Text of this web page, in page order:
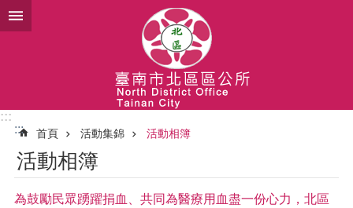
跳到主要內容區塊
:::
:::
首頁 活動集錦 活動相簿
活動相簿
為鼓勵民眾踴躍捐血、共同為醫療用血盡一份心力，北區